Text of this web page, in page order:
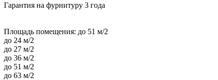
Гарантия на фурнитуру 3 года
Площадь помещения: до 51 м/2
до 24 м/2
до 27 м/2
до 36 м/2
до 51 м/2
до 63 м/2